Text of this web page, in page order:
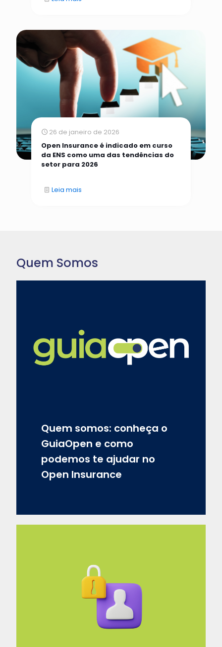
26 de janeiro de 2026
Open Insurance é indicado em curso
da ENS como uma das tendências do
setor para 2026
Leia mais
Quem Somos
Quem somos: conheça o
GuiaOpen e como
podemos te ajudar no
Open Insurance